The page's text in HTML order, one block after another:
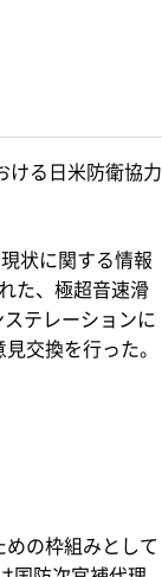
ける日米防衛協力
状に関する情報
た、極超音速滑
テレーションに
交換を行った。
の枠組みとして